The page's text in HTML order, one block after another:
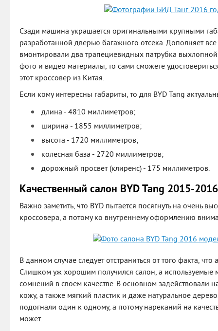
Сзади машина украшается оригинальными крупными
разработанной дверью багажного отсека. Дополняет
вмонтировали два трапециевидных патрубка
фото и видео материалы, то сами сможете
этот кроссовер из Китая.
Если кому интересны габариты, то для BYD Tang
длина - 4810 миллиметров;
ширина - 1855 миллиметров;
высота - 1720 миллиметров;
колесная база - 2720 миллиметров;
дорожный просвет (клиренс) - 175 миллиметров.
Качественный салон BYD Tang 2015-2016
Важно заметить, что BYD пытается посягнуть на очень
кроссовера, а потому ко внутреннему оформлению
В данном случае следует отстраниться от того факта,
Слишком уж хорошим получился салон, а используемые
сомнений в своем качестве. В основном задействовали
кожу, а также мягкий пластик и даже натуральное
подогнали один к одному, а потому нареканий на
может.